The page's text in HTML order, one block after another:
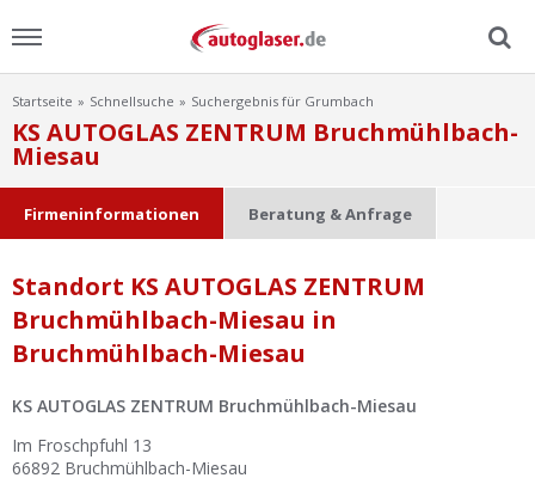
Menu
Home
Ratgeber
Scheibensuche
FAQ
Startseite Schnellsuche Suchergebnis für Grumbach
KS AUTOGLAS ZENTRUM Bruchmühlbach-
Miesau
Firmeninformationen Beratung & Anfrage
Standort KS AUTOGLAS ZENTRUM
Bruchmühlbach-Miesau in
Bruchmühlbach-Miesau
KS AUTOGLAS ZENTRUM Bruchmühlbach-Miesau
Im Froschpfuhl 13
66892 Bruchmühlbach-Miesau